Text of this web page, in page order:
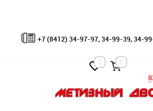
+7 (8412) 34-97-97, 34-99-39, 34-
0 0